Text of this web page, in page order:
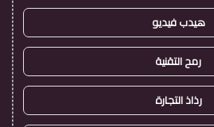
هيدب فيديو
رمح التقنية
رذاذ التجارة